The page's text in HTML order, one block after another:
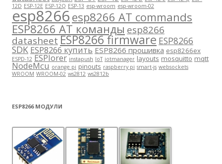
12D ESP-12E ESP-12Q ESP-13 esp-wroom esp-wroom-02
esp8266 esp8266 AT commands
ESP8266 AT команды esp8266
datasheet ESP8266 firmware ESP8266
SDK ESP8266 купить ESP8266 прошивка esp8266ex
ESPD-12 ESPlorer instapush IoT iotmanager layouts mosquitto mqtt
NodeMcu orange pi pinouts raspberry pi smart-js websockets
WROOM WROOM-02 ws2812 ws2812b
ESP8266 МОДУЛИ